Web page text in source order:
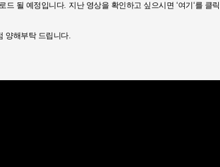
드 될 예정입니다. 지난 영상을 확인하고 싶으시면 ‘여기‘를 클
양해부탁 드립니다.